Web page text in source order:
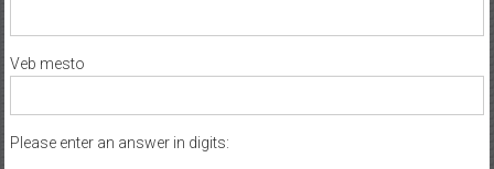
Veb mesto
Please enter an answer in digits: